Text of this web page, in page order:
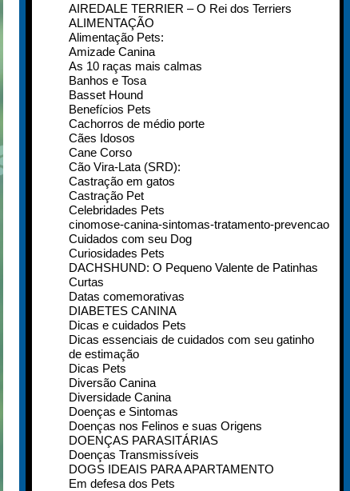
AIREDALE TERRIER – O Rei dos Terriers
ALIMENTAÇÃO
Alimentação Pets:
Amizade Canina
As 10 raças mais calmas
Banhos e Tosa
Basset Hound
Benefícios Pets
Cachorros de médio porte
Cães Idosos
Cane Corso
Cão Vira-Lata (SRD):
Castração em gatos
Castração Pet
Celebridades Pets
cinomose-canina-sintomas-tratamento-prevencao
Cuidados com seu Dog
Curiosidades Pets
DACHSHUND: O Pequeno Valente de Patinhas
Curtas
Datas comemorativas
DIABETES CANINA
Dicas e cuidados Pets
Dicas essenciais de cuidados com seu gatinho
de estimação
Dicas Pets
Diversão Canina
Diversidade Canina
Doenças e Sintomas
Doenças nos Felinos e suas Origens
DOENÇAS PARASITÁRIAS
Doenças Transmissíveis
DOGS IDEAIS PARA APARTAMENTO
Em defesa dos Pets